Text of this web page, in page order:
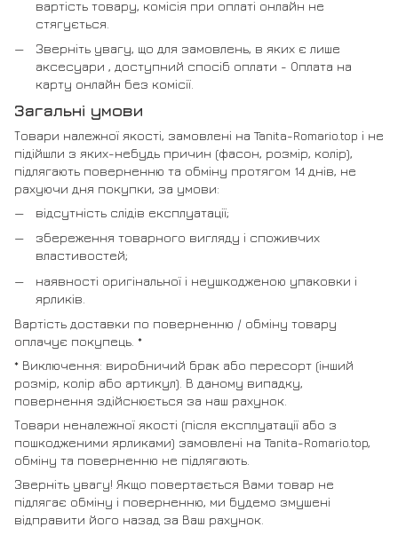
вартість товару, комісія при оплаті онлайн не
стягується.
Зверніть увагу, що для замовлень, в яких є лише
аксесуари , доступний спосіб оплати - Оплата на
карту онлайн без комісії.
Загальні умови
Товари належної якості, замовлені на Tanita-Romario.top і не
підійшли з яких-небудь причин (фасон, розмір, колір),
підлягають поверненню та обміну протягом 14 днів, не
рахуючи дня покупки, за умови:
відсутність слідів експлуатації;
збереження товарного вигляду і споживчих
властивостей;
наявності оригінальної і неушкодженою упаковки і
ярликів.
Вартість доставки по поверненню / обміну товару
оплачує покупець. *
* Виключення: виробничий брак або пересорт (інший
розмір, колір або артикул). В даному випадку,
повернення здійснюється за наш рахунок.
Товари неналежної якості (після експлуатації або з
пошкодженими ярликами) замовлені на Tanita-Romario.top,
обміну та поверненню не підлягають.
Зверніть увагу! Якщо повертається Вами товар не
підлягає обміну і поверненню, ми будемо змушені
відправити його назад за Ваш рахунок.